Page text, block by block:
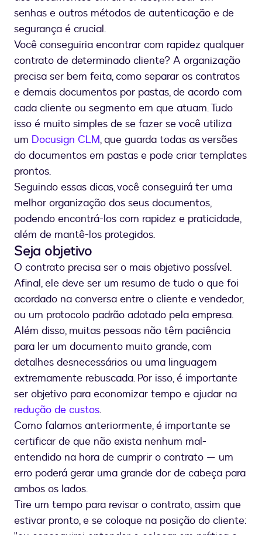
senhas e outros métodos de autenticação e de
segurança é crucial.
Você conseguiria encontrar com rapidez qualquer
contrato de determinado cliente? A organização
precisa ser bem feita, como separar os contratos
e demais documentos por pastas, de acordo com
cada cliente ou segmento em que atuam. Tudo
isso é muito simples de se fazer se você utiliza
um Docusign CLM, que guarda todas as versões
do documentos em pastas e pode criar templates
prontos.
Seguindo essas dicas, você conseguirá ter uma
melhor organização dos seus documentos,
podendo encontrá-los com rapidez e praticidade,
além de mantê-los protegidos.
Seja objetivo
O contrato precisa ser o mais objetivo possível.
Afinal, ele deve ser um resumo de tudo o que foi
acordado na conversa entre o cliente e vendedor,
ou um protocolo padrão adotado pela empresa.
Além disso, muitas pessoas não têm paciência
para ler um documento muito grande, com
detalhes desnecessários ou uma linguagem
extremamente rebuscada. Por isso, é importante
ser objetivo para economizar tempo e ajudar na
redução de custos.
Como falamos anteriormente, é importante se
certificar de que não exista nenhum mal-
entendido na hora de cumprir o contrato — um
erro poderá gerar uma grande dor de cabeça para
ambos os lados.
Tire um tempo para revisar o contrato, assim que
estivar pronto, e se coloque na posição do cliente: